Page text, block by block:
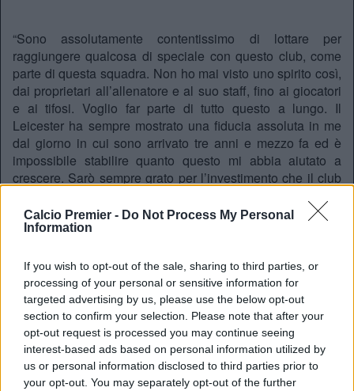
Calcio Premier - Do Not Process My Personal
Information
If you wish to opt-out of the sale, sharing to third parties, or
processing of your personal or sensitive information for
targeted advertising by us, please use the below opt-out
section to confirm your selection. Please note that after your
opt-out request is processed you may continue seeing
interest-based ads based on personal information utilized by
us or personal information disclosed to third parties prior to
your opt-out. You may separately opt-out of the further
“Sono assolutamente contentissimo di lottare per
raggiungere qualcosa di speciale con questo club, come
parte di questa squadra. Non ho mai visto uno spirito così,
dai proprietari all’allenatore e al suo staff, fino ai giocatori
e ai tifosi. Voglio far parte di tutto questo a lungo. Il
Leicester ha sempre mostrato una fiducia assoluta in me
dal giorno in cui sono arrivato tre anni e mezzo fa ed è
impossibile stabilire quanto questo mi abbia aiutato a
crescere. Sarò sempre grato per l’investimento che il club
ripagarlo”.
SIGNED:@vardy7 pens new contract with#lcfc
committing his future to the Foxes until 2019. More
follows#vardylcfcpic.twitter.com/8Mz8iudX9n
— Leicester City (@LCFC)6 Febbraio 2016